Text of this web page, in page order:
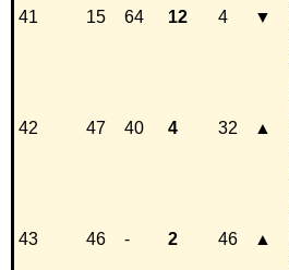
41 15 64 12 4 ▼
42 47 40 4 32 ▲
43 46 - 2 46 ▲